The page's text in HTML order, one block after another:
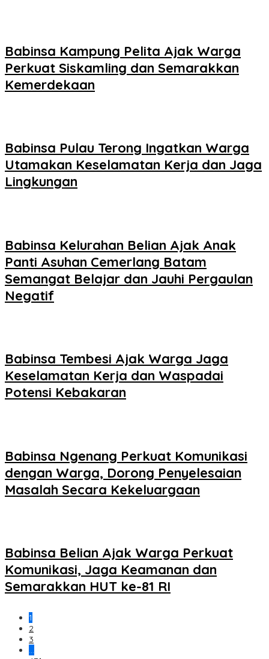
Babinsa Kampung Pelita Ajak Warga
Perkuat Siskamling dan Semarakkan
Kemerdekaan
Babinsa Pulau Terong Ingatkan Warga
Utamakan Keselamatan Kerja dan Jaga
Lingkungan
Babinsa Kelurahan Belian Ajak Anak
Panti Asuhan Cemerlang Batam
Semangat Belajar dan Jauhi Pergaulan
Negatif
Babinsa Tembesi Ajak Warga Jaga
Keselamatan Kerja dan Waspadai
Potensi Kebakaran
Babinsa Ngenang Perkuat Komunikasi
dengan Warga, Dorong Penyelesaian
Masalah Secara Kekeluargaan
Babinsa Belian Ajak Warga Perkuat
Komunikasi, Jaga Keamanan dan
Semarakkan HUT ke-81 RI
1
2
3
…